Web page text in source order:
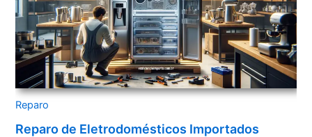
Reparo
Reparo de Eletrodomésticos Importados